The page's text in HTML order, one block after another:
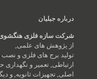
درباره جیلیان
شرکت سازه فلزی هنگشوی
از پژوهش های علمی,
تولید برج های فلزی و
ارتباطی, تعمیر و نگهداری
اصلی, تجهیزات ثانویه, و